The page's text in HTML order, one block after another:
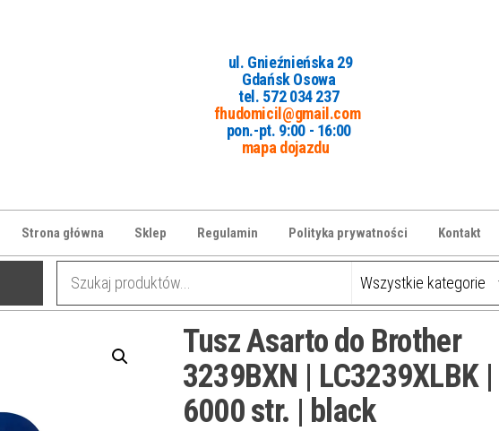
ul. Gnieźnieńska 29
Gdańsk Osowa
tel. 572 034 237
fhudomicil@gmail.com
pon.-pt. 9:00 - 16:00
mapa dojazdu
Strona główna Sklep Regulamin Polityka prywatności Kontakt
Tusz Asarto do Brother
3239BXN | LC3239XLBK |
6000 str. | black